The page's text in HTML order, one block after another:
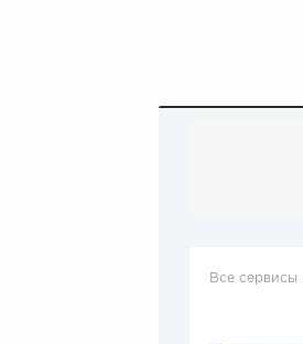
Все сервисы